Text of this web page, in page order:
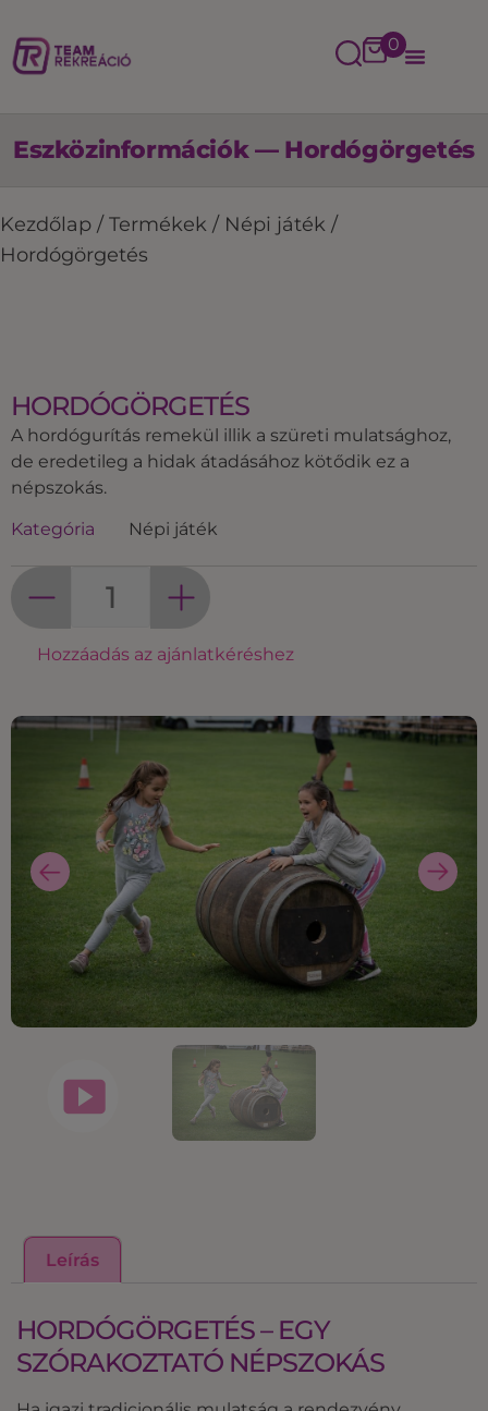
0
Eszközinformációk — Hordógörgetés
Kezdőlap / Termékek / Népi játék /
Hordógörgetés
HORDÓGÖRGETÉS
A hordógurítás remekül illik a szüreti mulatsághoz,
de eredetileg a hidak átadásához kötődik ez a
népszokás.
Kategória Népi játék
Hozzáadás az ajánlatkéréshez
Leírás
HORDÓGÖRGETÉS – EGY
SZÓRAKOZTATÓ NÉPSZOKÁS